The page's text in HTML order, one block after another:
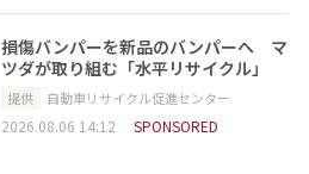
損傷バンパーを新品のバンパーへ マ
ツダが取り組む「水平リサイクル」
提供 自動車リサイクル促進センター
2026.08.06 14:12 SPONSORED